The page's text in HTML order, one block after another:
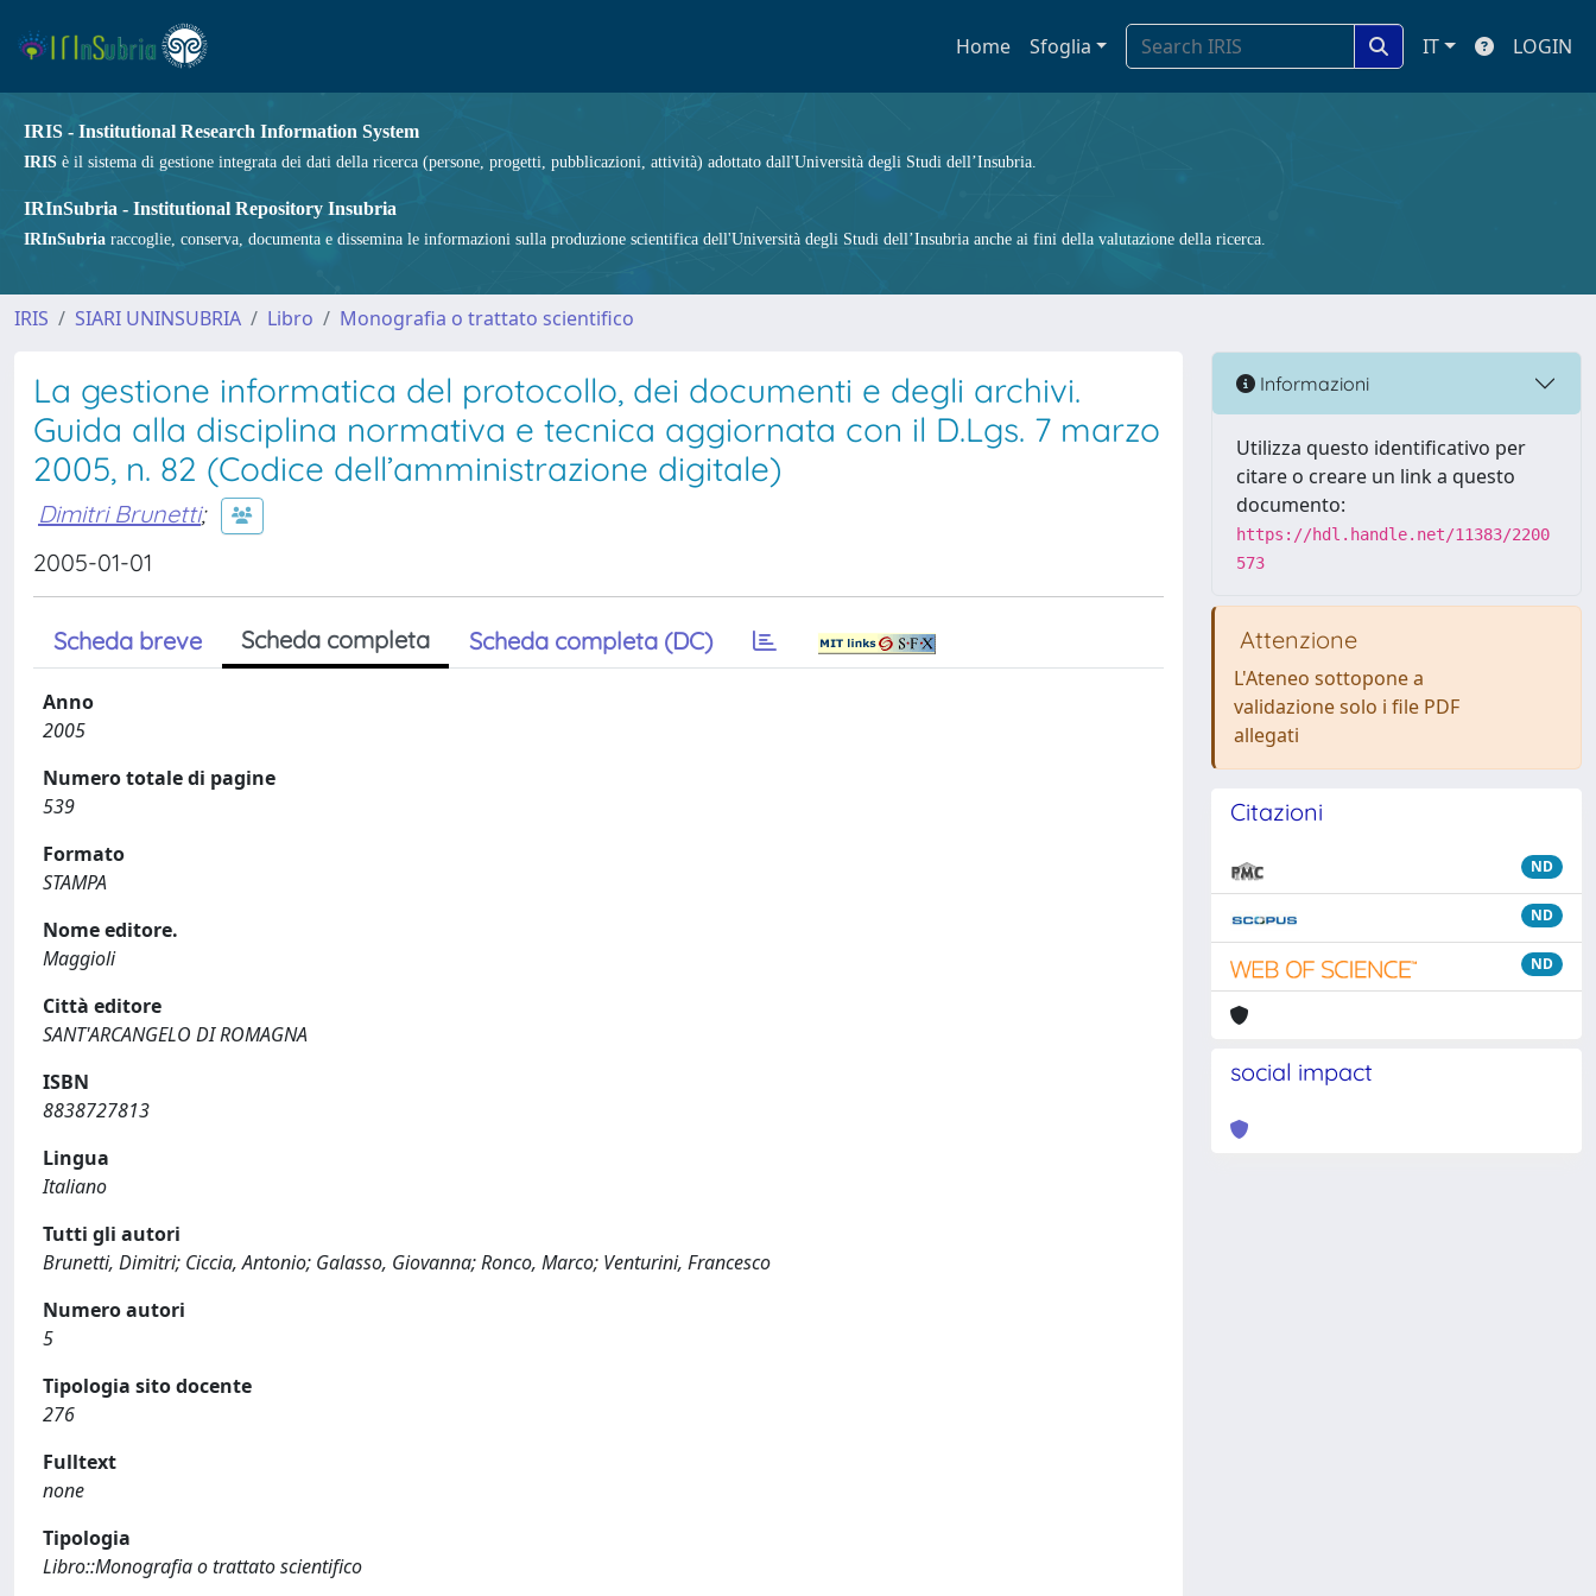
Home Sfoglia IT LOGIN
IRIS - Institutional Research Information System
IRIS è il sistema di gestione integrata dei dati della ricerca (persone, progetti, pubblicazioni, attività) adottato dall'Università degli Studi dell’Insubria.
IRInSubria - Institutional Repository Insubria
IRInSubria raccoglie, conserva, documenta e dissemina le informazioni sulla produzione scientifica dell'Università degli Studi dell’Insubria anche ai fini della valutazione della ricerca.
IRIS SIARI UNINSUBRIA Libro Monografia o trattato scientifico
La gestione informatica del protocollo, dei documenti e degli archivi.
Guida alla disciplina normativa e tecnica aggiornata con il D.Lgs. 7 marzo
2005, n. 82 (Codice dell’amministrazione digitale)
Dimitri Brunetti;
2005-01-01
Scheda breve Scheda completa Scheda completa (DC)
Anno
2005
Numero totale di pagine
539
Formato
STAMPA
Nome editore.
Maggioli
Città editore
SANT'ARCANGELO DI ROMAGNA
ISBN
8838727813
Lingua
Italiano
Tutti gli autori
Brunetti, Dimitri; Ciccia, Antonio; Galasso, Giovanna; Ronco, Marco; Venturini, Francesco
Numero autori
5
Tipologia sito docente
276
Fulltext
none
Tipologia
Libro::Monografia o trattato scientifico
Informazioni
Utilizza questo identificativo per
citare o creare un link a questo
documento:
https://hdl.handle.net/11383/2200
573
Attenzione
L'Ateneo sottopone a
validazione solo i file PDF
allegati
Citazioni
ND
ND
ND
social impact